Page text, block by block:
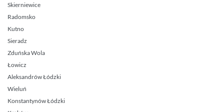
Skierniewice
Radomsko
Kutno
Sieradz
Zduńska Wola
Łowicz
Aleksandrów Łódzki
Wieluń
Konstantynów Łódzki